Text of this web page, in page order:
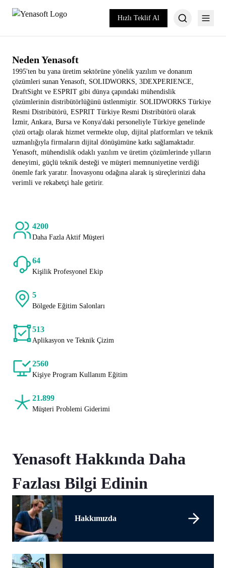
Hızlı Teklif Al
Neden Yenasoft
1995'ten bu yana üretim sektörüne yönelik yazılım ve donanım
çözümleri sunan Yenasoft, SOLIDWORKS, 3DEXPERIENCE,
DraftSight ve ESPRIT gibi dünya çapındaki mühendislik
çözümlerinin distribütörlüğünü üstlenmiştir. SOLIDWORKS Türkiye
Resmi Distribütörü, ESPRIT Türkiye Resmi Distribütörü olarak
İzmir, Ankara, Bursa ve Konya'daki personeliyle Türkiye genelinde
çözü ortağı olarak hizmet vermekte olup, dijital platformları ve teknik
uzmanlığıyla firmaların dijital dönüşümüne katkı sağlamaktadır.
Yenasoft, mühendislik odaklı yazılım ve üretim çözümlerinde yılların
deneyimi, güçlü teknik desteği ve müşteri memnuniyetine verdiği
önemle fark yaratır. İnovasyonu odağına alarak iş süreçlerinizi daha
verimli ve rekabetçi hale getirir.
4200
Daha Fazla Aktif Müşteri
64
Kişilik Profesyonel Ekip
5
Bölgede Eğitim Salonları
513
Aplikasyon ve Teknik Çizim
2560
Kişiye Program Kullanım Eğitim
21.899
Müşteri Problemi Giderimi
Yenasoft Hakkında Daha
Fazlası Bilgi Edinin
Hakkımızda